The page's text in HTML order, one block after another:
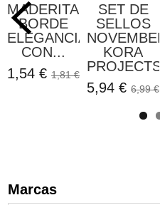
Marcas
MADERITAS
BORDE
ELEGANCIA
CON...
1,54 € 1,81 €
SET DE
SELLOS
NOVEMBER
KORA
PROJECTS
5,94 € 6,99 €